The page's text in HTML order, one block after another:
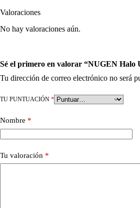
Valoraciones
No hay valoraciones aún.
Sé el primero en valorar “NUGEN Halo
Tu dirección de correo electrónico no será
TU PUNTUACIÓN *
Nombre *
Tu valoración *